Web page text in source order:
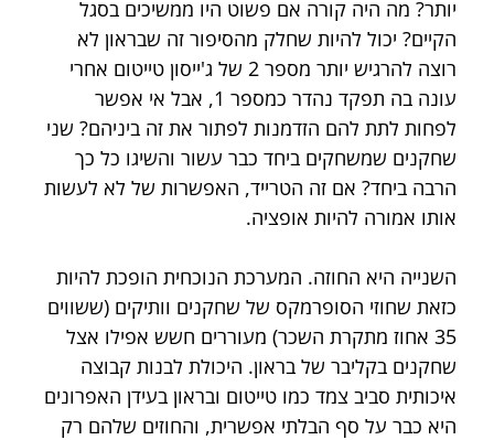
יותר? מה היה קורה אם פשוט היו ממשיכים בסגל
הקיים? יכול להיות שחלק מהסיפור זה שבראון לא
רוצה להרגיש יותר מספר 2 של ג'ייסון טייטום אחרי
עונה בה תפקד נהדר כמספר 1, אבל אי אפשר
לפחות לתת להם הזדמנות לפתור את זה ביניהם? שני
שחקנים שמשחקים ביחד כבר עשור והשיגו כל כך
הרבה ביחד? אם זה הטרייד, האפשרות של לא לעשות
אותו אמורה להיות אופציה.
השנייה היא החוזה. המערכת הנוכחית הופכת להיות
כזאת שחוזי הסופרמקס של שחקנים וותיקים (ששווים
35 אחוז מתקרת השכר) מעוררים חשש אפילו אצל
שחקנים בקליבר של בראון. היכולת לבנות קבוצה
איכותית סביב צמד כמו טייטום ובראון בעידן האפרונים
היא כבר על סף הבלתי אפשרית, והחוזים שלהם רק